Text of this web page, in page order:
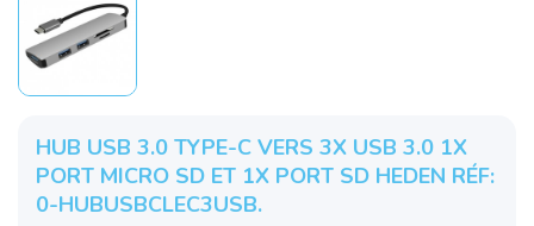
HUB USB 3.0 TYPE-C VERS 3X USB 3.0 1X
PORT MICRO SD ET 1X PORT SD HEDEN RÉF:
0-HUBUSBCLEC3USB.